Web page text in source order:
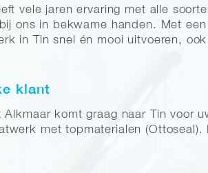
vele jaren ervaring met alle
ons in bekwame handen. Met
in Tin snel én mooi uitvoeren,
klant
Alkmaar komt graag naar Tin voor
met topmaterialen